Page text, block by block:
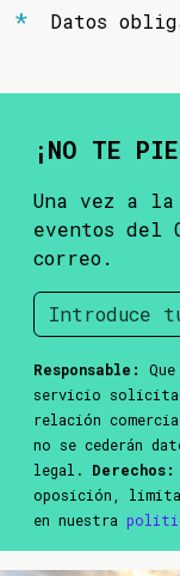
Datos
¡NO TE
Una vez a la
eventos del
correo.
Responsable:
servicio
relación
no se cederán
legal. Derechos:
oposición,
en nuestra